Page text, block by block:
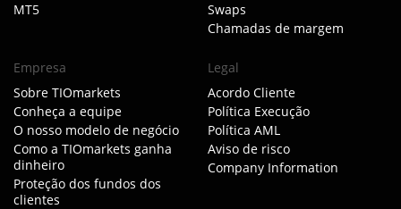
MT5
Swaps
Chamadas de margem
Empresa
Sobre TIOmarkets
Conheça a equipe
O nosso modelo de negócio
Como a TIOmarkets ganha
dinheiro
Proteção dos fundos dos
clientes
Legal
Acordo Cliente
Política Execução
Política AML
Aviso de risco
Company Information